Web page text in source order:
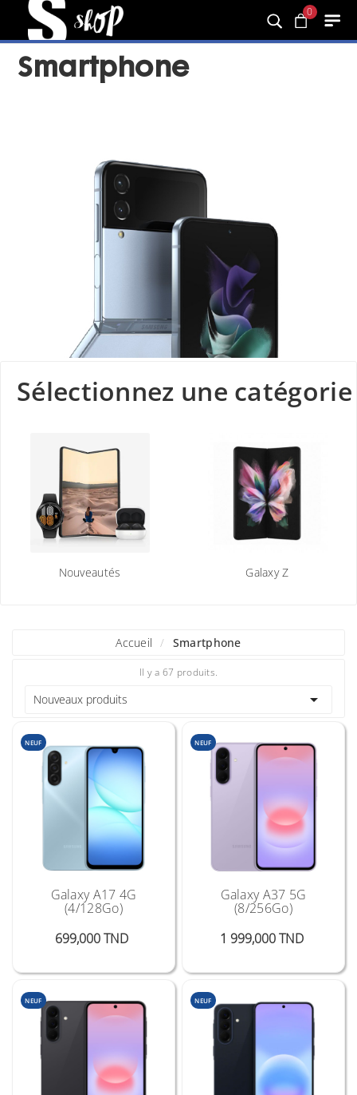
0
Smartphone
Sélectionnez une catégorie
Nouveautés Galaxy Z
Accueil Smartphone
Il y a 67 produits.
Nouveaux produits 
NEUF
Galaxy A17 4G
(4/128Go)
699,000 TND
NEUF
Galaxy A37 5G
(8/256Go)
1 999,000 TND
NEUF NEUF